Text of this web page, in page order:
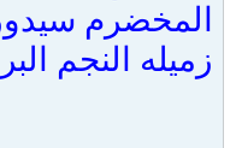
المخضرم
زميله النجم